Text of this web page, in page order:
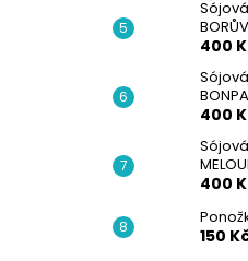
400
400
400
150